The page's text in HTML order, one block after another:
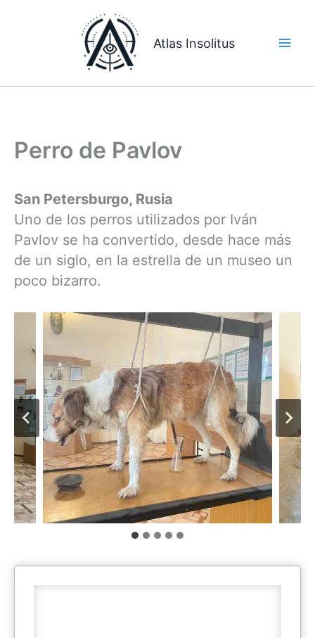
Atlas Insolitus
Perro de Pavlov
San Petersburgo, Rusia
Uno de los perros utilizados por Iván
Pavlov se ha convertido, desde hace más
de un siglo, en la estrella de un museo un
poco bizarro.